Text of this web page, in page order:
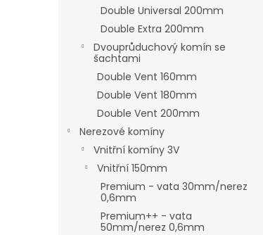
Double Universal 200mm
Double Extra 200mm
Dvouprůduchový komín se
šachtami
Double Vent 160mm
Double Vent 180mm
Double Vent 200mm
Nerezové komíny
Vnitřní komíny 3V
Vnitřní 150mm
Premium - vata 30mm/nerez
0,6mm
Premium++ - vata
50mm/nerez 0,6mm